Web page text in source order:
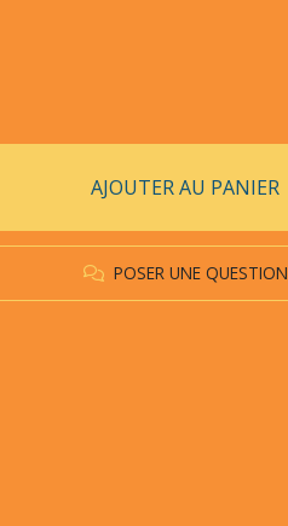
AJOUTER AU PANIER
POSER UNE QUESTION